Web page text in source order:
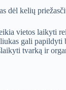
dėl kelių
vietos laikyti
gali
tvarką ir